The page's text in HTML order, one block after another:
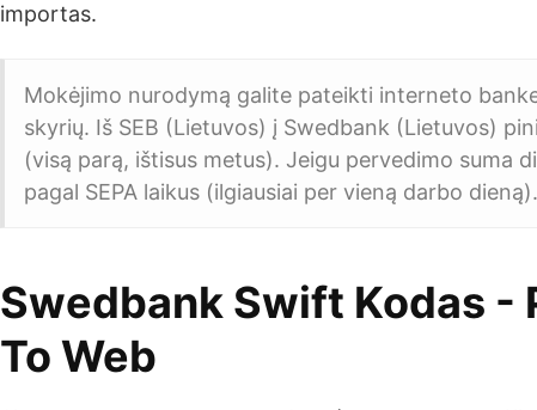
importas.
Mokėjimo nurodymą galite pateikti interneto
skyrių. Iš SEB (Lietuvos) į Swedbank (Lietuvos)
(visą parą, ištisus metus). Jeigu pervedimo suma
pagal SEPA laikus (ilgiausiai per vieną darbo dieną).
Swedbank Swift Kodas -
To Web